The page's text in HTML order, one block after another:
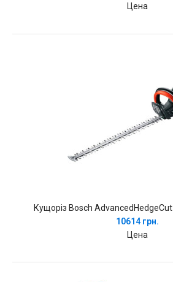
Цена
Кущоріз Bosch
10614 грн.
Цена